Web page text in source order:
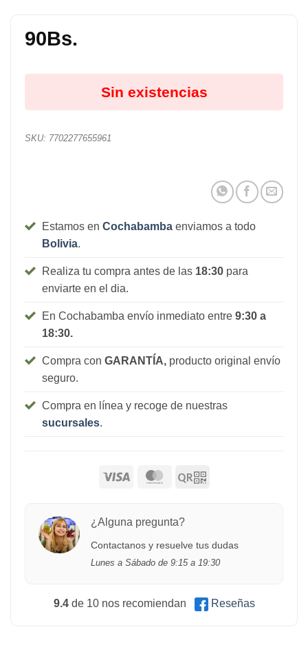
90Bs.
Sin existencias
SKU: 7702277655961
Estamos en Cochabamba enviamos a todo
Bolivia.
Realiza tu compra antes de las 18:30para
enviarte en el dia.
En Cochabamba envío inmediato entre 9:30 a
18:30.
Compra con GARANTÍA,producto original envío
seguro.
Compra en línea y recoge de nuestras
sucursales.
¿Alguna pregunta?
Contactanos y resuelve tus dudas
Lunes a Sábado de 9:15 a 19:30
9.4de 10 nos recomiendan Reseñas